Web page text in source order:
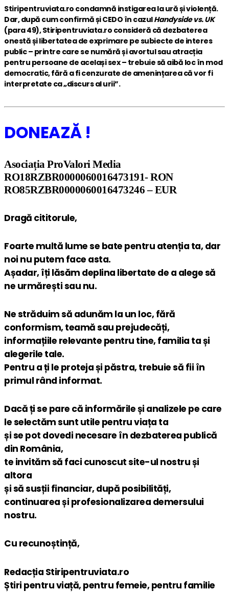
Stiripentruviata.ro condamnă instigarea la ură și violență.
Dar, după cum confirmă și CEDO în cazulHandyside vs. UK
(para 49), Stiripentruviata.ro consideră că dezbaterea
onestă și libertatea de exprimare pe subiecte de interes
public – printre care se numără și avortul sau atracția
pentru persoane de același sex – trebuie să aibă loc în mod
democratic, fără a fi cenzurate de amenințarea că vor fi
interpretate ca „discurs al urii”.
DONEAZĂ !
Asociația ProValori Media
RO18RZBR0000060016473191- RON
RO85RZBR0000060016473246 – EUR
Dragă cititorule,
Foarte multă lume se bate pentru atenția ta, dar
noi nu putem face asta.
Așadar, îți lăsăm deplina libertate de a alege să
ne urmărești sau nu.
Ne străduim să adunăm la un loc, fără
conformism, teamă sau prejudecăți,
informațiile relevante pentru tine, familia ta și
alegerile tale.
Pentru a ți le proteja și păstra, trebuie să fii în
primul rând informat.
Dacă ți se pare că informările și analizele pe care
le selectăm sunt utile pentru viața ta
și se pot dovedi necesare în dezbaterea publică
din România,
te invităm să faci cunoscut site-ul nostru și
altora
și să susții financiar, după posibilități,
continuarea și profesionalizarea demersului
nostru.
Cu recunoștință,
Redacția Stiripentruviata.ro
Știri pentru viață, pentru femeie, pentru familie